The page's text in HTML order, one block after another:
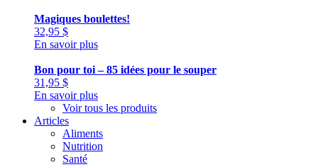
Magiques boulettes!
32,95 $
En savoir plus
Bon pour toi – 85 idées pour le souper
31,95 $
En savoir plus
Voir tous les produits
Articles
Aliments
Nutrition
Santé